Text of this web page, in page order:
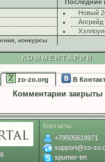
Последние
Новый
конкурсы
КОММЕНТАРИИ
zo-zo.org В
Комментарии закрыты
Контакты
+79505619971
support@zo-
spumer-tm